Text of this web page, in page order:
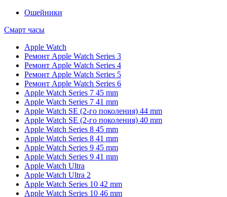
Ошейники
Смарт часы
Apple Watch
Ремонт Apple Watch Series 3
Ремонт Apple Watch Series 4
Ремонт Apple Watch Series 5
Ремонт Apple Watch Series 6
Apple Watch Series 7 45 mm
Apple Watch Series 7 41 mm
Apple Watch SE (2-го поколения) 44 mm
Apple Watch SE (2-го поколения) 40 mm
Apple Watch Series 8 45 mm
Apple Watch Series 8 41 mm
Apple Watch Series 9 45 mm
Apple Watch Series 9 41 mm
Apple Watch Ultra
Apple Watch Ultra 2
Apple Watch Series 10 42 mm
Apple Watch Series 10 46 mm